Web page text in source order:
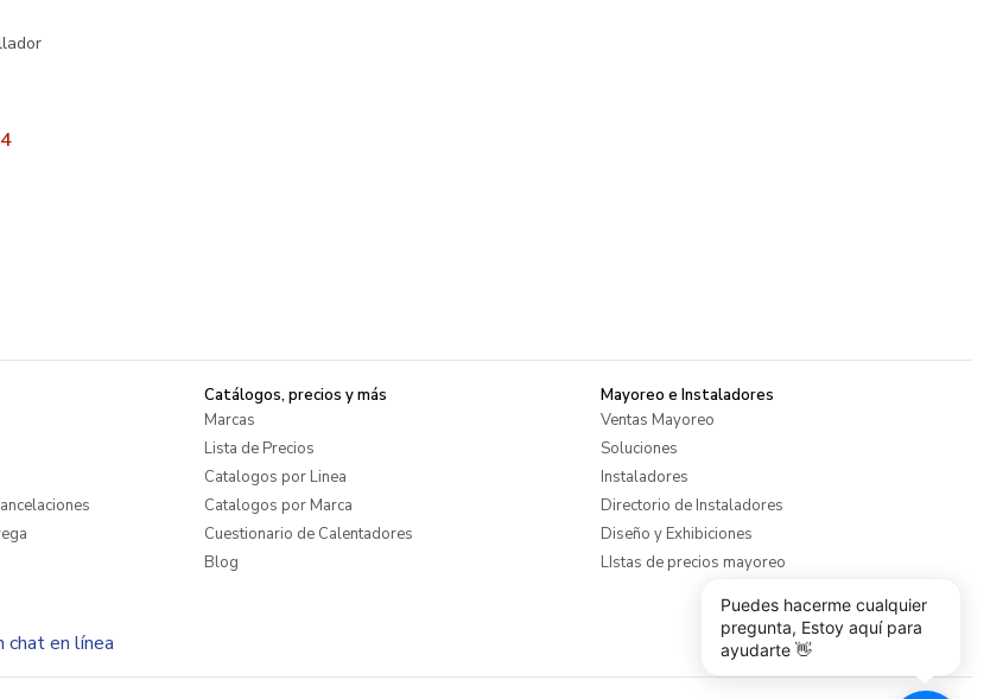
Catálogos, precios y más
Marcas
Lista de Precios
Catalogos por Linea
Catalogos por Marca
Cuestionario de Calentadores
Blog
Mayoreo e Instaladores
Ventas Mayoreo
Soluciones
Instaladores
Directorio de Instaladores
Diseño y Exhibiciones
LIstas de precios mayoreo
chat en línea
Puedes hacerme cualquier
pregunta, Estoy aquí para
ayudarte 👋